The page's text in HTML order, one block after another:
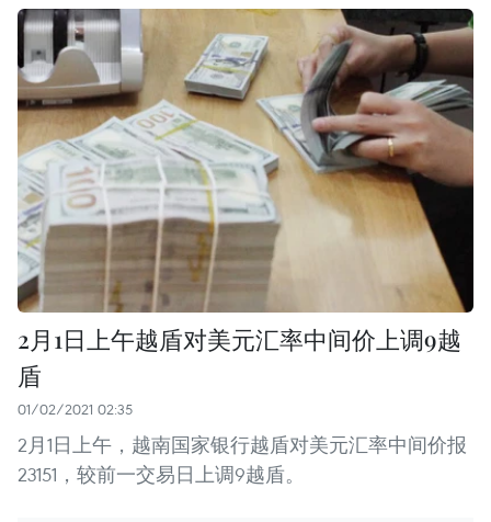
2月1日上午越盾对美元汇率中间价上调9越
盾
01/02/2021 02:35
2月1日上午，越南国家银行越盾对美元汇率中间价报
23151，较前一交易日上调9越盾。